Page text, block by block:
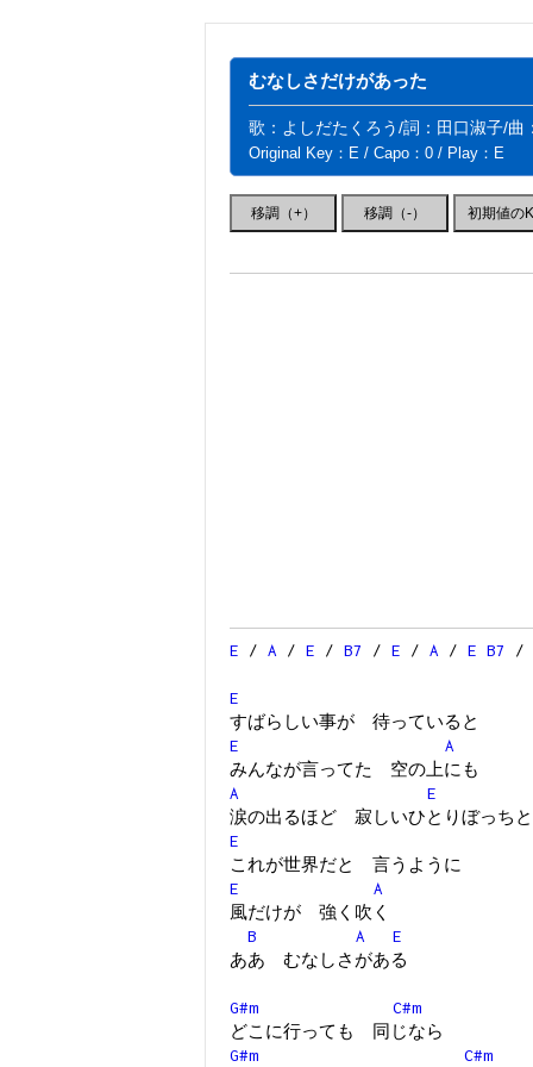
むなしさだけがあった
歌：よしだたくろう/詞：田口淑子/曲
Original Key：E / Capo：0 / Play：E
E / A / E / B7 / E / A / E B7 /
E
すばらしい事が 待っていると
E
A
みんなが言ってた 空の上にも
A
E
涙の出るほど 寂しいひとりぼっちと
E
これが世界だと 言うように
E
A
風だけが 強く吹く
B
A
E
ああ むなしさがある
G#m
C#m
どこに行っても 同じなら
G#m
C#m